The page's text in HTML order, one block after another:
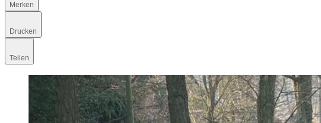
Merken
Drucken
Teilen